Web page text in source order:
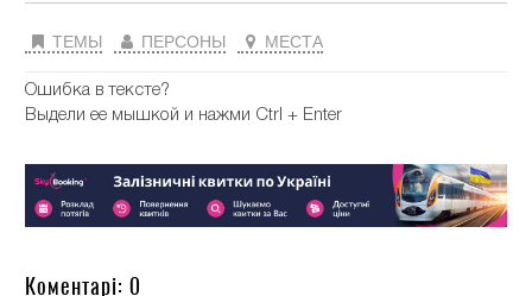
ТЕМЫ ПЕРСОНЫ МЕСТА
Ошибка в тексте?
Выдели ее мышкой и нажми Ctrl + Enter
Коментарі: 0